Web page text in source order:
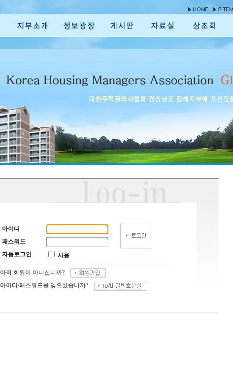
아이디
패스워드
자동로그인
사용
아직 회원이 아니십니까?
아이디/패스워드를 잊으셨습니까?